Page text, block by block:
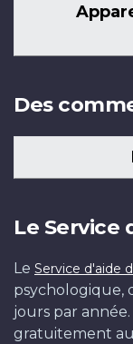
Des
Le Service
Le Service d'aide
psychologique,
jours par année.
gratuitement